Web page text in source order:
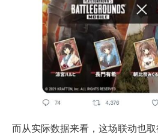
而从实际数据来看，这场联动也取